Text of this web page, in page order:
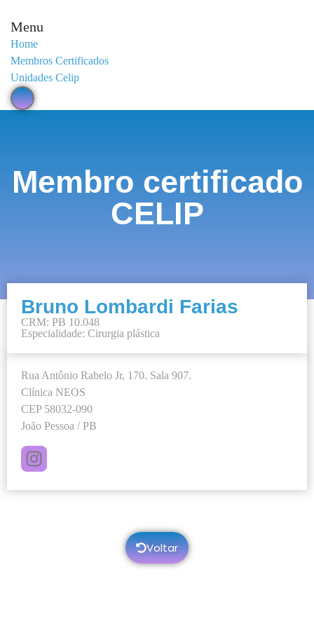
Menu
Home
Membros Certificados
Unidades Celip
Membro certificado
CELIP
Bruno Lombardi Farias
CRM: PB 10.048
Especialidade: Cirurgia plástica
Rua Antônio Rabelo Jr, 170. Sala 907.
Clínica NEOS
CEP 58032-090
João Pessoa / PB
Voltar